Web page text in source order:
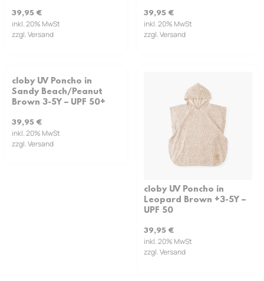
39,95 €
inkl. 20% MwSt
zzgl. Versand
39,95 €
inkl. 20% MwSt
zzgl. Versand
cloby UV Poncho in
Sandy Beach/Peanut
Brown 3-5Y – UPF 50+
39,95 €
inkl. 20% MwSt
zzgl. Versand
cloby UV Poncho in
Leopard Brown +3-5Y –
UPF 50
39,95 €
inkl. 20% MwSt
zzgl. Versand